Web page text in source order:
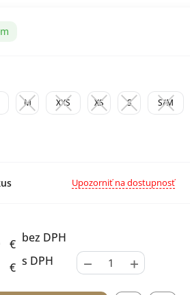
M XXS XS S S/M
Upozorniť na dostupnosť
€ bez DPH
€ s DPH − +